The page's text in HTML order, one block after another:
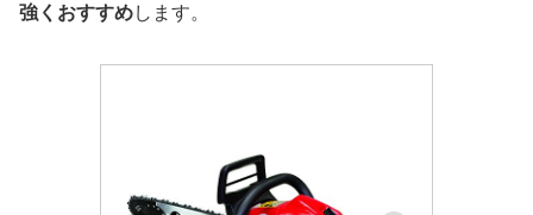
強くおすすめします。